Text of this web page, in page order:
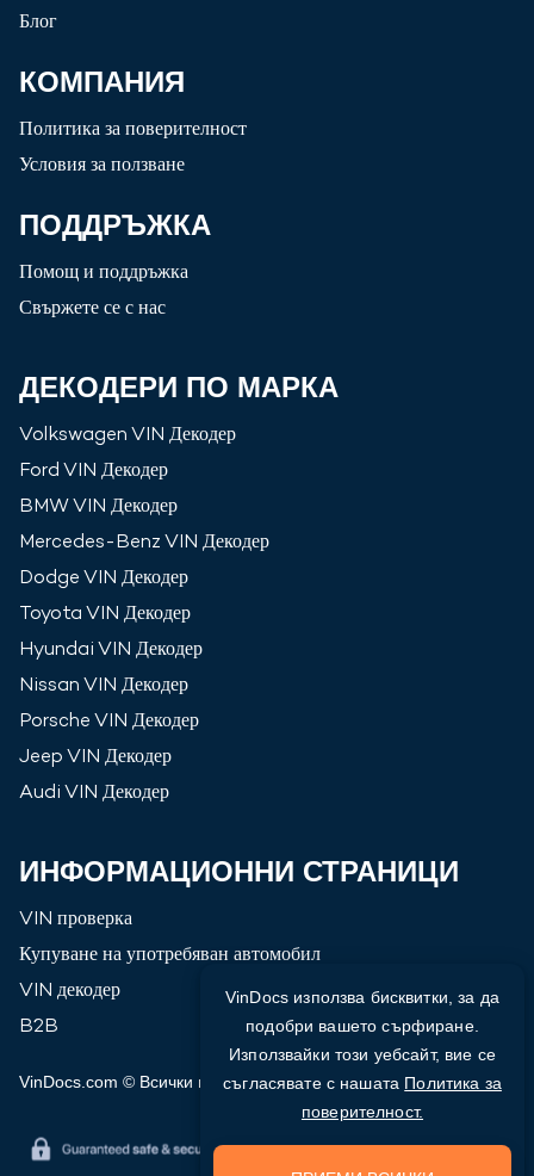
VinDocs използва бисквитки, за да
подобри вашето сърфиране.
Използвайки този уебсайт, вие се
съгласявате с нашата Политика за
поверителност.
Блог
КОМПАНИЯ
Политика за поверителност
Условия за ползване
ПОДДРЪЖКА
Помощ и поддръжка
Свържете се с нас
ДЕКОДЕРИ ПО МАРКА
Volkswagen VIN Декодер
Ford VIN Декодер
BMWVIN Декодер
Mercedes-Benz VIN Декодер
Dodge VIN Декодер
Toyota VIN Декодер
Hyundai VIN Декодер
Nissan VIN Декодер
Porsche VIN Декодер
Jeep VIN Декодер
Audi VIN Декодер
ИНФОРМАЦИОННИ СТРАНИЦИ
VIN проверка
Купуване на употребяван автомобил
VIN декодер
B2B
VinDocs.com © Всички права запазени 2026